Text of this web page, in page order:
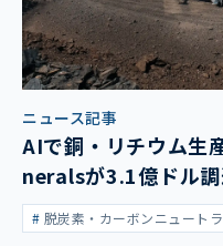
ニュース記事
AIで銅・リチウム生
neralsが3.1億ドル
脱炭素・カーボンニュート